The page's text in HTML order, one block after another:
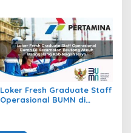
Loker Fresh Graduate Staff
Operasional BUMN di